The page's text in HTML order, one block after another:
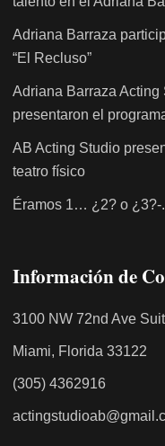
Adriana Barraza
“El Recluso”
Adriana Barraza Acting
presentaron el
AB Acting Studio
teatro físico
Éramos 1… ¿2? o ¿3?-
Información de
3100 NW 72nd Ave
Miami, Florida 33122
(305) 4362916